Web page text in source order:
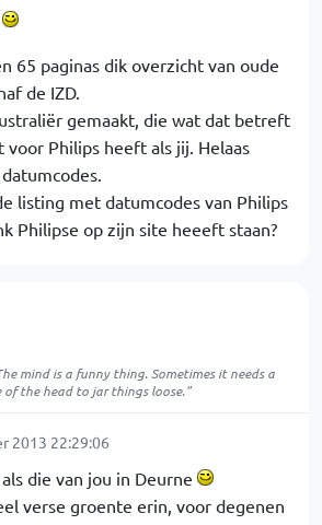
65 paginas dik overzicht van oude
de IZD.
gemaakt, die wat dat betreft
Philips heeft als jij. Helaas
listing met datumcodes van Philips
Philipse op zijn site heeeft staan?
mind is a funny thing. Sometimes it needs a
of the head to jar things loose."
2013 22:29:06
die van jou in Deurne
verse groente erin, voor degenen